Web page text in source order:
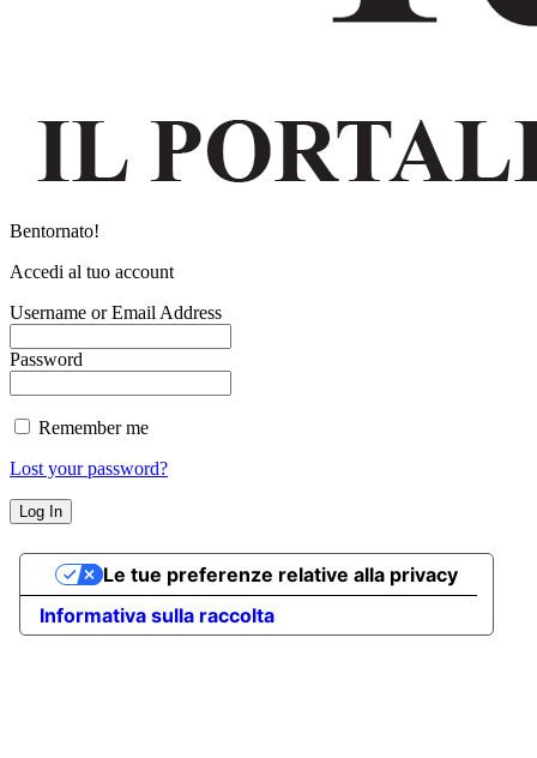
Bentornato!
Accedi al tuo account
Username or Email Address
Password
Remember me
Lost your password?
Informativa sulla raccolta
Le tue preferenze relative alla privacy